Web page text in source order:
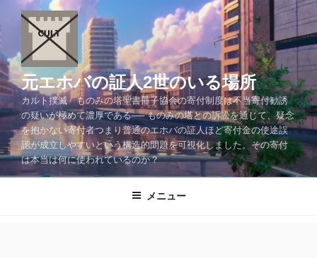
ン
テ
ン
ツ
へ
ス
ッ
プ
元エホバの証人2世のいる場所
カルト撲滅 ものみの塔聖書冊子協会の寄付制度は不当寄付勧誘
の疑いが極めて濃厚である── ものみの塔との訴訟を通じて、疑念
を抱かない寄付者つまり普通のエホバの証人ほど寄付金の使途誤
認が成立しやすいという構造的問題を可視化しました。その寄付
は本当は何に使われているのか？
メニュー